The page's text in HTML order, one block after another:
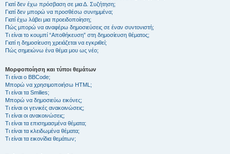
Γιατί δεν έχω πρόσβαση σε μια Δ. Συζήτηση;
Γιατί δεν μπορώ να προσθέσω συνημμένα;
Γιατί έχω λάβει μια προειδοποίηση;
Πώς μπορώ να αναφέρω δημοσιεύσεις σε έναν συντονιστή;
Τι είναι το κουμπί “Αποθήκευση” στη δημοσίευση θέματος;
Γιατί η δημοσίευση χρειάζεται να εγκριθεί;
Πώς σημειώνω ένα θέμα μου ως νέο;
Μορφοποίηση και τύποι θεμάτων
Τι είναι ο BBCode;
Μπορώ να χρησιμοποιήσω HTML;
Τι είναι τα Smilies;
Μπορώ να δημοσιεύω εικόνες;
Τι είναι οι γενικές ανακοινώσεις;
Τι είναι οι ανακοινώσεις;
Τι είναι τα επισημασμένα θέματα;
Τι είναι τα κλειδωμένα θέματα;
Τι είναι τα εικονίδια θεμάτων;